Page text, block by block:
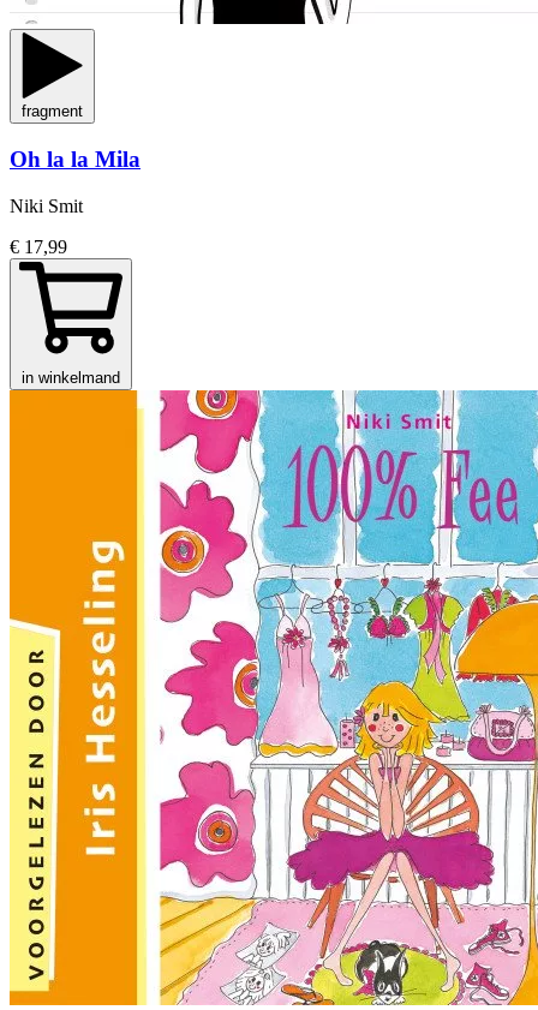
fragment
Oh la la Mila
Niki Smit
€ 17,99
in winkelmand